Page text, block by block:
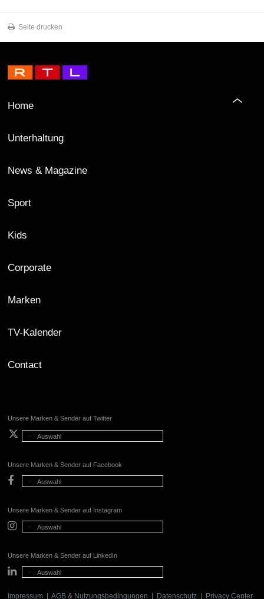
Seite drucken
Home
Unterhaltung
News & Magazine
Sport
Kids
Corporate
Marken
TV-Kalender
Contact
Unsere Marken & Sender auf Twitter
Auswahl
Unsere Marken & Sender auf Facebook
Auswahl
Unsere Marken & Sender auf Instagram
Auswahl
Unsere Marken & Sender auf LinkedIn
Auswahl
Impressum | AGB & Nutzungsbedingungen | Datenschutz | Privacy Center